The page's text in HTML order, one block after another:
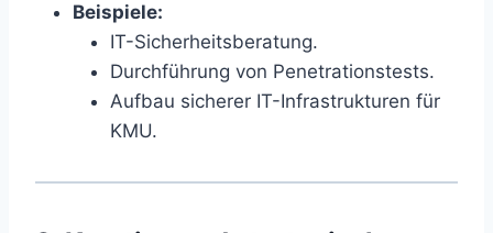
Beispiele:
IT-Sicherheitsberatung.
Durchführung von Penetrationstests.
Aufbau sicherer IT-Infrastrukturen für
KMU.